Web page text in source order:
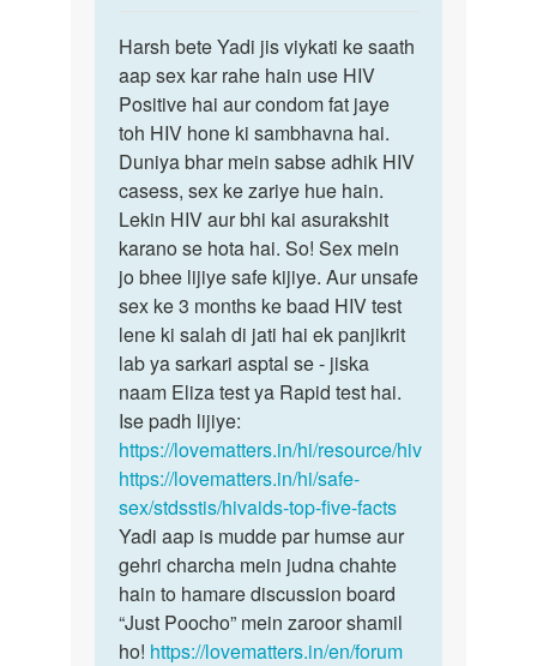
to
mine
ek
boy
ke
sath
sex
kiya…
by
Harsh
T
p
Harsh
bete
Yadi
jis
viykati…
Harsh bete Yadi jis viykati ke saath
aap sex kar rahe hain use HIV
Positive hai aur condom fat jaye
toh HIV hone ki sambhavna hai.
Duniya bhar mein sabse adhik HIV
casess, sex ke zariye hue hain.
Lekin HIV aur bhi kai asurakshit
karano se hota hai. So! Sex mein
jo bhee lijiye safe kijiye. Aur unsafe
sex ke 3 months ke baad HIV test
lene ki salah di jati hai ek panjikrit
lab ya sarkari asptal se - jiska
naam Eliza test ya Rapid test hai.
Ise padh lijiye:
https://lovematters.in/hi/resource/hiv
https://lovematters.in/hi/safe-
sex/stdsstis/hivaids-top-five-facts
Yadi aap is mudde par humse aur
gehri charcha mein judna chahte
hain to hamare discussion board
“Just Poocho” mein zaroor shamil
ho! https://lovematters.in/en/forum